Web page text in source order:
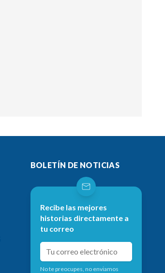
BOLETÍN DE NOTICIAS
Recibe las mejores
historias directamente a
tu correo
No te preocupes, no enviamos